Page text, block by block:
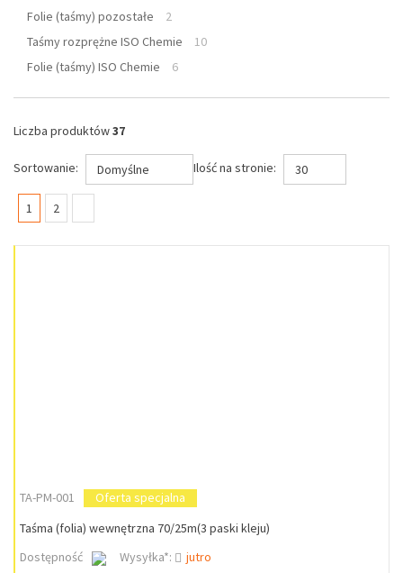
Folie (taśmy) pozostałe
2
Taśmy rozprężne ISO Chemie
10
Folie (taśmy) ISO Chemie
6
Liczba produktów37
Sortowanie: Domyślne Ilość na stronie: 30
1 (current)
2
TA-PM-001
Oferta specjalna
Taśma (folia) wewnętrzna 70/25m(3 paski kleju)
Dostępność
Wysyłka*: jutro